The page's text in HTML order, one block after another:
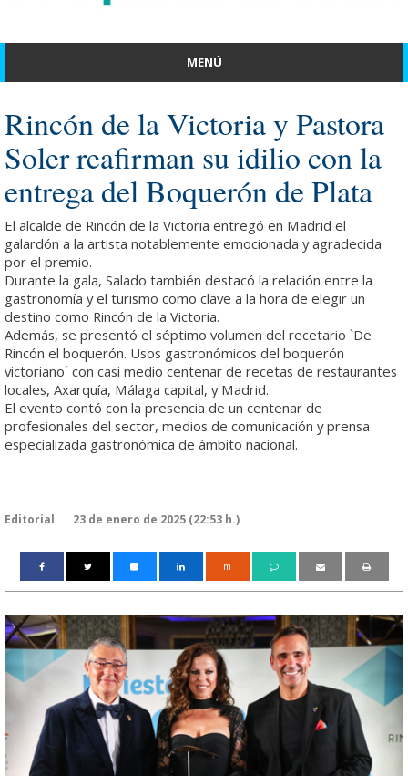
MENÚ
Rincón de la Victoria y Pastora
Soler reafirman su idilio con la
entrega del Boquerón de Plata
El alcalde de Rincón de la Victoria entregó en Madrid el
galardón a la artista notablemente emocionada y agradecida
por el premio.
Durante la gala, Salado también destacó la relación entre la
gastronomía y el turismo como clave a la hora de elegir un
destino como Rincón de la Victoria.
Además, se presentó el séptimo volumen del recetario `De
Rincón el boquerón. Usos gastronómicos del boquerón
victoriano´ con casi medio centenar de recetas de restaurantes
locales, Axarquía, Málaga capital, y Madrid.
El evento contó con la presencia de un centenar de
profesionales del sector, medios de comunicación y prensa
especializada gastronómica de ámbito nacional.
Editorial 23 de enero de 2025 (22:53 h.)
m